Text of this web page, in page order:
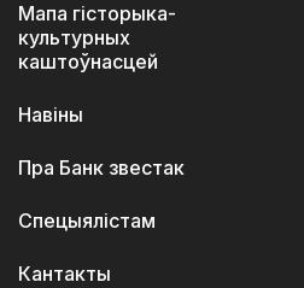
Мапа гісторыка-
культурных
каштоўнасцей
Навіны
Пра Банк звестак
Спецыялістам
Кантакты